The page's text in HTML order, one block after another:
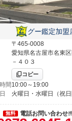
グー鑑定加盟
〒465-0008
愛知県名古屋市名東
－４０３
コピー
間 10:00～19:00
火曜日・水曜日（祝日
無料 電話お問い合わせ